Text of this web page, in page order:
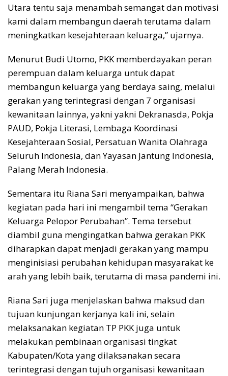
Utara tentu saja menambah semangat dan motivasi
kami dalam membangun daerah terutama dalam
meningkatkan kesejahteraan keluarga,” ujarnya.
Menurut Budi Utomo, PKK memberdayakan peran
perempuan dalam keluarga untuk dapat
membangun keluarga yang berdaya saing, melalui
gerakan yang terintegrasi dengan 7 organisasi
kewanitaan lainnya, yakni yakni Dekranasda, Pokja
PAUD, Pokja Literasi, Lembaga Koordinasi
Kesejahteraan Sosial, Persatuan Wanita Olahraga
Seluruh Indonesia, dan Yayasan Jantung Indonesia,
Palang Merah Indonesia.
Sementara itu Riana Sari menyampaikan, bahwa
kegiatan pada hari ini mengambil tema “Gerakan
Keluarga Pelopor Perubahan”. Tema tersebut
diambil guna mengingatkan bahwa gerakan PKK
diharapkan dapat menjadi gerakan yang mampu
menginisiasi perubahan kehidupan masyarakat ke
arah yang lebih baik, terutama di masa pandemi ini.
Riana Sari juga menjelaskan bahwa maksud dan
tujuan kunjungan kerjanya kali ini, selain
melaksanakan kegiatan TP PKK juga untuk
melakukan pembinaan organisasi tingkat
Kabupaten/Kota yang dilaksanakan secara
terintegrasi dengan tujuh organisasi kewanitaan